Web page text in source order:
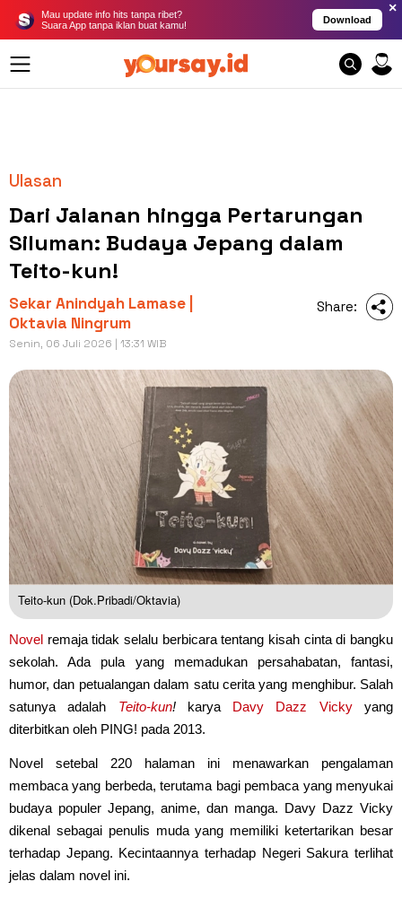
Mau update info hits tanpa ribet?
Suara App tanpa iklan buat kamu!
Download
×
Ulasan
Dari Jalanan hingga Pertarungan
Siluman: Budaya Jepang dalam
Teito-kun!
Sekar Anindyah Lamase |
Oktavia Ningrum
Senin, 06 Juli 2026 | 13:31 WIB
Share:
Teito-kun (Dok.Pribadi/Oktavia)
Novel remaja tidak selalu berbicara tentang kisah cinta di bangku
sekolah. Ada pula yang memadukan persahabatan, fantasi,
humor, dan petualangan dalam satu cerita yang menghibur. Salah
satunya adalah Teito-kun! karya Davy Dazz Vickyyang
diterbitkan oleh PING! pada 2013.
Novel setebal 220 halaman ini menawarkan pengalaman
membaca yang berbeda, terutama bagi pembaca yang menyukai
budaya populer Jepang, anime, dan manga. Davy Dazz Vicky
dikenal sebagai penulis muda yang memiliki ketertarikan besar
terhadap Jepang. Kecintaannya terhadap Negeri Sakura terlihat
jelas dalam novel ini.